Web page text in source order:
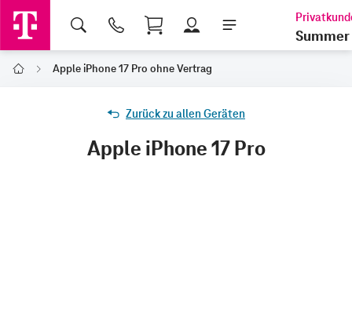
Shopping Cart
Summer
Home Apple iPhone 17 Pro ohne Vertrag
Zurück zu allen Geräten
Apple iPhone 17 Pro